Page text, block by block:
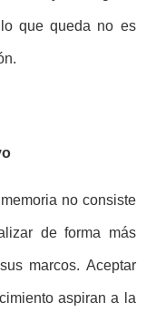
que queda no es
no consiste
de forma más
marcos. Aceptar
aspiran a la